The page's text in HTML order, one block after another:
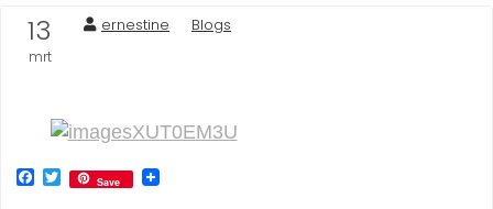
13
mrt
ernestine Blogs
a
T
w Save